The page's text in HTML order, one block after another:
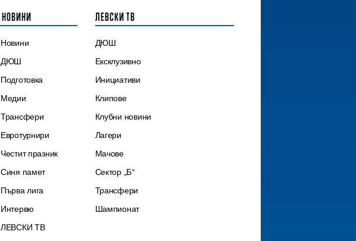
НОВИНИ
Новини
ДЮШ
Подготовка
Медии
Трансфери
Евротурнири
Честит празник
Синя памет
Първа лига
Интервю
ЛЕВСКИ ТВ
ЛЕВСКИ ТВ
ДЮШ
Ексклузивно
Инициативи
Клипове
Клубни новини
Лагери
Мачове
Сектор „Б“
Трансфери
Шампионат